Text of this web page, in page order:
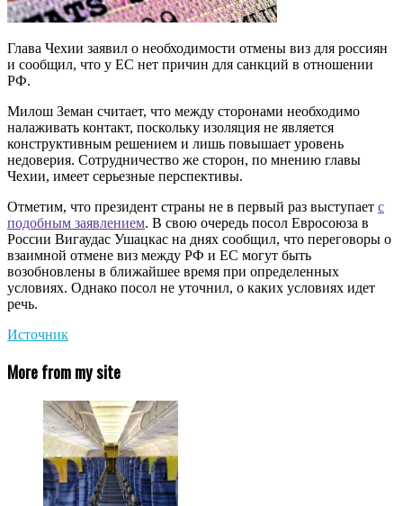
Глава Чехии заявил о необходимости отмены виз для россиян
и сообщил, что у ЕС нет причин для санкций в отношении
РФ.
Милош Земан считает, что между сторонами необходимо
налаживать контакт, поскольку изоляция не является
конструктивным решением и лишь повышает уровень
недоверия. Сотрудничество же сторон, по мнению главы
Чехии, имеет серьезные перспективы.
Отметим, что президент страны не в первый раз выступает с
подобным заявлением. В свою очередь посол Евросоюза в
России Вигаудас Ушацкас на днях сообщил, что переговоры о
взаимной отмене виз между РФ и ЕС могут быть
возобновлены в ближайшее время при определенных
условиях. Однако посол не уточнил, о каких условиях идет
речь.
Источник
More from my site